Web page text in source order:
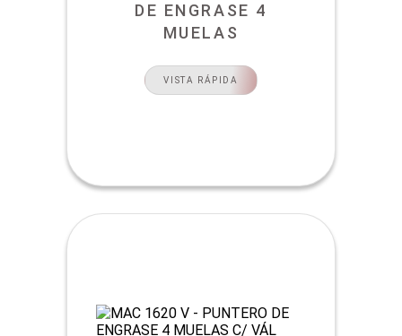
DE ENGRASE 4
MUELAS
VISTA RÁPIDA